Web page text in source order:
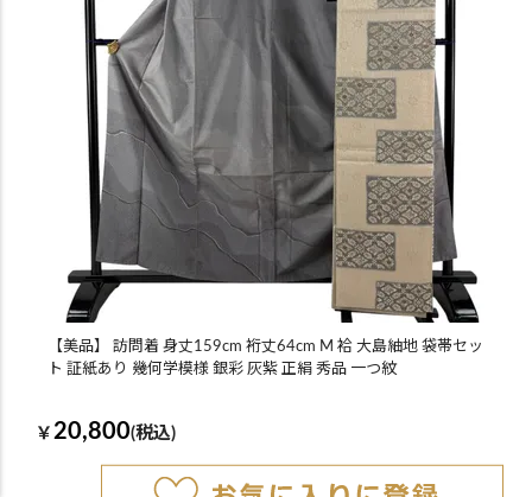
【美品】 訪問着 身丈159cm 裄丈64cm M 袷 大島紬地 袋帯セッ
ト 証紙あり 幾何学模様 銀彩 灰紫 正絹 秀品 一つ紋
￥ 20,800(税込)